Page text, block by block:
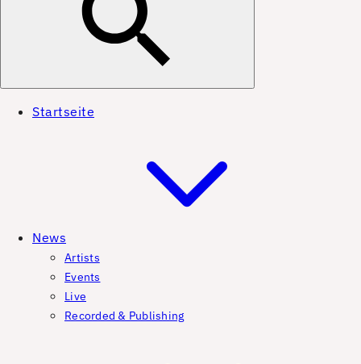
Startseite
News
Artists
Events
Live
Recorded & Publishing